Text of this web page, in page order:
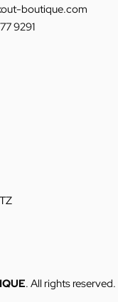
boutique.com
9291
. All rights reserved.